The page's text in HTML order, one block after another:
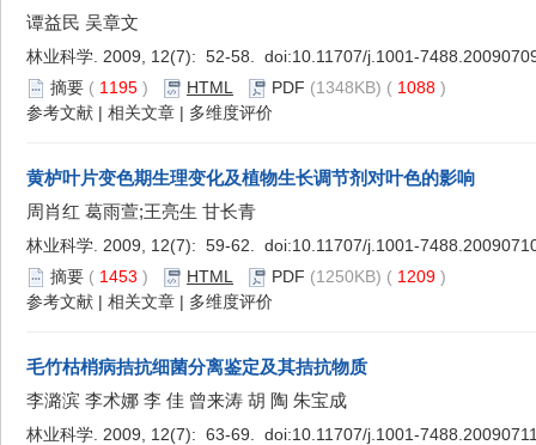
谭益民 吴章文
林业科学. 2009, 12(7): 52-58. doi:10.11707/j.1001-
摘要 ( 1195 ) HTML PDF (1348KB) ( 1088 )
参考文献 | 相关文章 | 多维度评价
黄栌叶片变色期生理变化及植物生长调节剂对叶色的影响
周肖红 葛雨萱;王亮生 甘长青
林业科学. 2009, 12(7): 59-62. doi:10.11707/j.1001-
摘要 ( 1453 ) HTML PDF (1250KB) ( 1209 )
参考文献 | 相关文章 | 多维度评价
毛竹枯梢病拮抗细菌分离鉴定及其拮抗物质
李潞滨 李术娜 李 佳 曾来涛 胡 陶 朱宝成
林业科学. 2009, 12(7): 63-69. doi:10.11707/j.1001-